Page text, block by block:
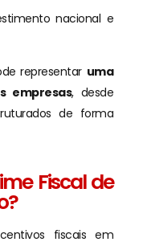
nacional e
representar uma
empresas, desde
de forma
Fiscal de
fiscais em